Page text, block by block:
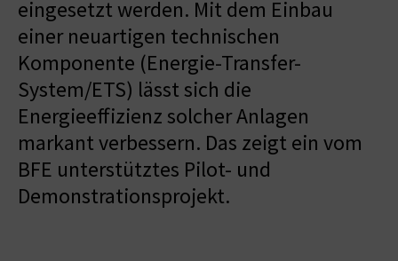
eingesetzt werden. Mit dem Einbau
einer neuartigen technischen
Komponente (Energie-Transfer-
System/ETS) lässt sich die
Energieeffizienz solcher Anlagen
markant verbessern. Das zeigt ein vom
BFE unterstütztes Pilot- und
Demonstrationsprojekt.